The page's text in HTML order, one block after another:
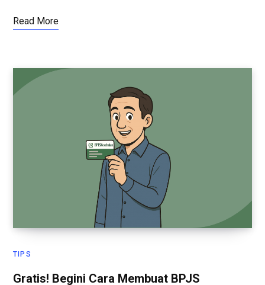
Read More
TIPS
Gratis! Begini Cara Membuat BPJS